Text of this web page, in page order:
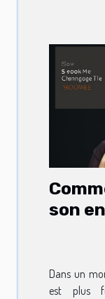
son
Dans un
est plus